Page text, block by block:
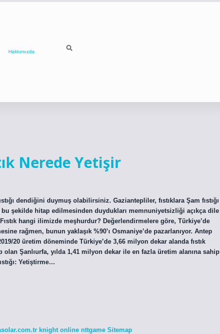
Hakkımızda
Nerede Yetişir
dendiğini duymuş olabilirsiniz. Gaziantepliler, fıstıklara Şam fıstığı
şekilde hitap edilmesinden duydukları memnuniyetsizliği açıkça dile
hangi ilimizde meşhurdur? Değerlendirmelere göre, Türkiye’de
rağmen, bunun yaklaşık %90’ı Osmaniye’de pazarlanıyor. Antep
20 üretim döneminde Türkiye’de 3,66 milyon dekar alanda fıstık
Şanlıurfa, yılda 1,41 milyon dekar ile en fazla üretim alanına sahip
Yetiştirme…
knight online nttgame Sitemap